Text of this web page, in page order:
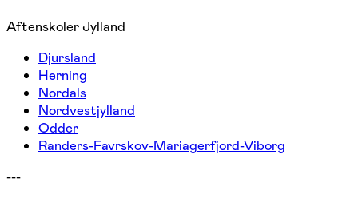
Aftenskoler Jylland
Djursland
Herning
Nordals
Nordvestjylland
Odder
Randers-Favrskov-Mariagerfjord-Viborg
---